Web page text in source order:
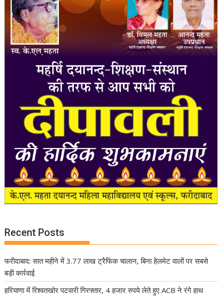
Recent Posts
फरीदाबाद: सात महीने में 3.77 लाख ट्रैफिक चालान, बिना हेलमेट वालों पर सबसे
बड़ी कार्रवाई
हरियाणा में रिश्वतखोर पटवारी गिरफ्तार, 4 हजार रुपये लेते हुए ACB ने रंगे हाथ